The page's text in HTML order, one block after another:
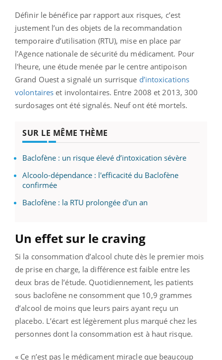
Définir le bénéfice par rapport aux risques, c’est
justement l’un des objets de la recommandation
temporaire d’utilisation (RTU), mise en place par
l’Agence nationale de sécurité du médicament. Pour
l'heure, une étude menée par le centre antipoison
Grand Ouest a signalé un surrisque d’intoxications
volontaires et involontaires. Entre 2008 et 2013, 300
surdosages ont été signalés. Neuf ont été mortels.
SUR LE MÊME THÈME
Baclofène : un risque élevé d’intoxication sévère
Alcoolo-dépendance : l'efficacité du Baclofène
confirmée
Baclofène : la RTU prolongée d'un an
Un effet sur le craving
Si la consommation d’alcool chute dès le premier mois
de prise en charge, la différence est faible entre les
deux bras de l’étude. Quotidiennement, les patients
sous baclofène ne consomment que 10,9 grammes
d’alcool de moins que leurs pairs ayant reçu un
placebo. L’écart est légèrement plus marqué chez les
personnes dont la consommation est à haut risque.
« Ce n’est pas le médicament miracle que beaucoup